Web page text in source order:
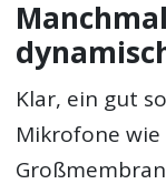
Klar, ein gut
Mikrofone